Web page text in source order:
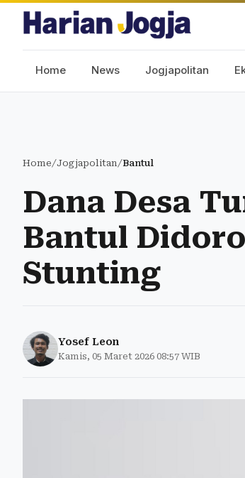
Home News Jogjapolitan
Home/Jogjapolitan/Bantul
Dana Desa
Bantul
Stunting
Yosef Leon
Kamis, 05 Maret 2026 08:57 WIB